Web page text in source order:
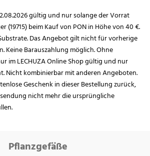
gültig und nur solange der Vorrat
(19715) beim Kauf von PON in Höhe von 40 €.
Das Angebot gilt nicht für vorherige
Keine Barauszahlung möglich. Ohne
im LECHUZA Online Shop gültig und nur
Nicht kombinierbar mit anderen Angeboten.
Geschenk in dieser Bestellung zurück,
nicht mehr die ursprüngliche
Pflanzgefäße